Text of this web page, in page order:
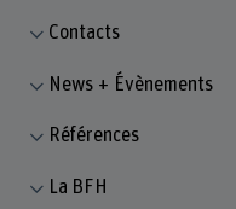
Contacts
News + Évènements
Références
La BFH